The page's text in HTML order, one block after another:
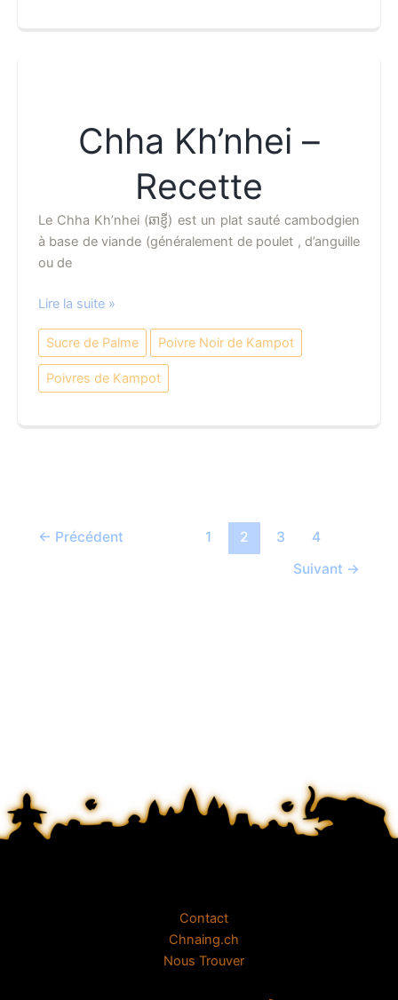
Chha Kh’nhei –
Recette
Le Chha Kh’nhei (ឆាខ្ញី) est un plat sauté cambodgien
à base de viande (généralement de poulet , d’anguille
ou de
Chha
Recette
Lire la suite »
Sucre de Palme Poivre Noir de Kampot
Poivres de Kampot
← Précédent 1 2 3
4
Suivant →
Contact
Chnaing.ch
Nous Trouver